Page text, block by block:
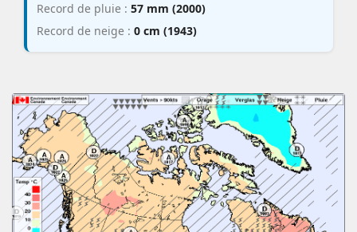
Record de pluie : 57 mm (2000)
Record de neige : 0 cm (1943)